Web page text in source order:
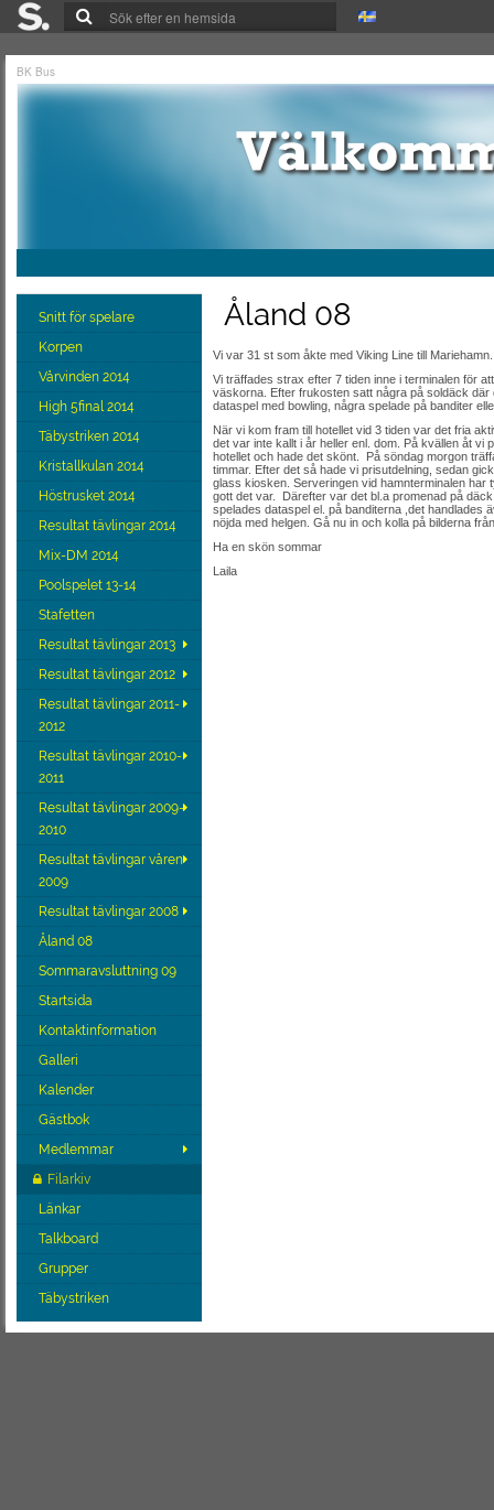
BK Bus
Snitt för spelare
Korpen
Vårvinden 2014
High 5final 2014
Täbystriken 2014
Kristallkulan 2014
Höstrusket 2014
Resultat tävlingar 2014
Mix-DM 2014
Poolspelet 13-14
Stafetten
Resultat tävlingar 2013
Resultat tävlingar 2012
Resultat tävlingar 2011-
2012
Resultat tävlingar 2010-
2011
Resultat tävlingar 2009-
2010
Resultat tävlingar våren
2009
Resultat tävlingar 2008
Åland 08
Sommaravsluttning 09
Startsida
Kontaktinformation
Galleri
Kalender
Gästbok
Medlemmar
Filarkiv
Länkar
Talkboard
Grupper
Täbystriken
Åland 08
Vi var 31 st som åkte med Viking Line till Mariehamn.
Vi träffades strax efter 7 tiden inne i terminalen för
väskorna. Efter frukosten satt några på soldäck
dataspel med bowling, några spelade på banditer
När vi kom fram till hotellet vid 3 tiden var det fria
det var inte kallt i år heller enl. dom. På kvällen åt
hotellet och hade det skönt. På söndag morgon
timmar. Efter det så hade vi prisutdelning, sedan
glass kiosken. Serveringen vid hamnterminalen
gott det var. Därefter var det bl.a promenad på
spelades dataspel el. på banditerna ,det
nöjda med helgen. Gå nu in och kolla på bilderna
Ha en skön sommar
Laila